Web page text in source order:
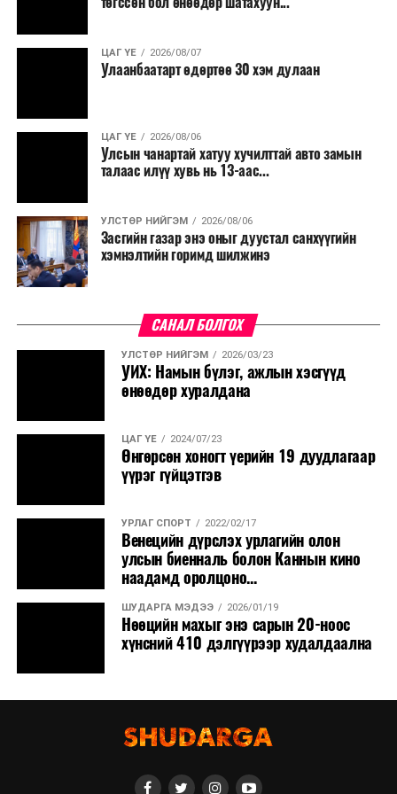
салбар бүрдээ урсгал зардлыг 20 хувиар бууруулах,
нөхөн томилгоо хийхгүй байх, аялал, амралт, зугаалга,
хамт олны урлаг, спортын арга хэмжээг зохион
байгуулахгүй байх, төрийн албанд шинэ орон тоо бий
сургалтыг цахим хэлбэрт шилжүүлэх, төрийн албан
хаагчдыг зарим өдрүүдэд цахимаар ажиллуулах арга
хэмжээг үргэлжлүүлэхийг үүрэг болголоо.
Төсвийн сахилга бат сайжирч, эдийн засгийн нөхцөл
байдал хэвийн болсон тохиолдолд эдгээр
хязгаарлалтыг үе шаттайгаар сулруулах юм.
ЦАГ ҮЕ 2026/08/07
Улаанбаатарт өдөртөө 30 хэм дулаан
ЦАГ ҮЕ 2026/08/06
Улсын чанартай хатуу хучилттай авто замын
талаас илүү хувь нь 13-аас...
УЛСТӨР НИЙГЭМ 2026/08/06
Засгийн газар энэ оныг дуустал санхүүгийн
хэмнэлтийн горимд шилжинэ
САНАЛ БОЛГОХ
УЛСТӨР НИЙГЭМ 2026/03/23
УИХ: Намын бүлэг, ажлын хэсгүүд
өнөөдөр хуралдана
ЦАГ ҮЕ 2024/07/23
Өнгөрсөн хоногт үерийн 19 дуудлагаар
үүрэг гүйцэтгэв
УРЛАГ СПОРТ 2022/02/17
Венецийн дүрслэх урлагийн олон
улсын биенналь болон Каннын кино
наадамд оролцоно...
ШУДАРГА МЭДЭЭ 2026/01/19
Нөөцийн махыг энэ сарын 20-ноос
хүнсний 410 дэлгүүрээр худалдаална